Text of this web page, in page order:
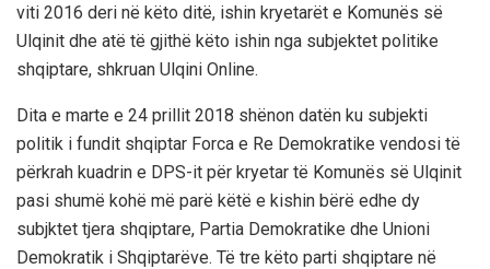
viti 2016 deri në këto ditë, ishin kryetarët e Komunës së
Ulqinit dhe atë të gjithë këto ishin nga subjektet politike
shqiptare, shkruan Ulqini Online.
Dita e marte e 24 prillit 2018 shënon datën ku subjekti
politik i fundit shqiptar Forca e Re Demokratike vendosi të
përkrah kuadrin e DPS-it për kryetar të Komunës së Ulqinit
pasi shumë kohë më parë këtë e kishin bërë edhe dy
subjktet tjera shqiptare, Partia Demokratike dhe Unioni
Demokratik i Shqiptarëve. Të tre këto parti shqiptare në